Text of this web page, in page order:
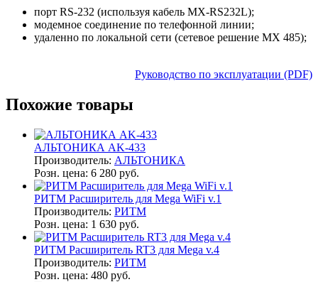
порт RS-232 (используя кабель MX-RS232L);
модемное соединение по телефонной линии;
удаленно по локальной сети (сетевое решение МХ 485);
Руководство по эксплуатации (PDF)
Похожие товары
АЛЬТОНИКА AK-433
Производитель: АЛЬТОНИКА
Розн. цена: 6 280 руб.
РИТМ Расширитель для Mega WiFi v.1
Производитель: РИТМ
Розн. цена: 1 630 руб.
РИТМ Расширитель RT3 для Mega v.4
Производитель: РИТМ
Розн. цена: 480 руб.